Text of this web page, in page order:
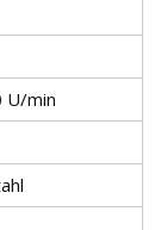
U/min